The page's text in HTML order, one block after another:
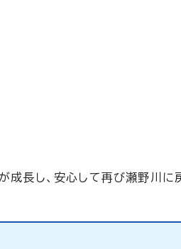
成長し、安心して再び瀬野川に